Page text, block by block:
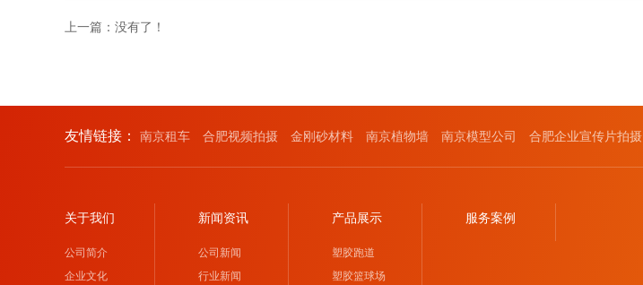
上一篇：没有了！
友情链接： 南京租车 合肥视频拍摄 金刚砂材料 南京植物墙 南京模型公司 合肥企业宣传片拍摄
关于我们
公司简介
企业文化
新闻资讯
公司新闻
行业新闻
产品展示
塑胶跑道
塑胶篮球场
服务案例